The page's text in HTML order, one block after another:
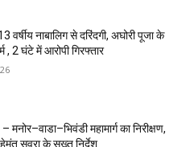
वर्षीय नाबालिग से दरिंदगी, अघोरी पूजा के
, 2 घंटे में आरोपी गिरफ्तार
महामार्ग का निरीक्षण,
सवरा के सख्त निर्देश